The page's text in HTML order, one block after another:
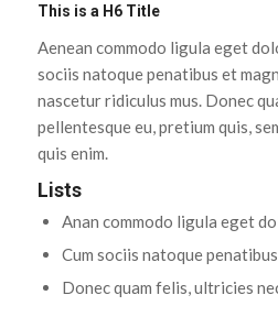
This is a H6 Title
Aenean commodo ligula eget
sociis natoque penatibus et
nascetur ridiculus mus. Donec
pellentesque eu, pretium quis,
quis enim.
Lists
Anan commodo ligula eget
Cum sociis natoque
Donec quam felis, ultricies